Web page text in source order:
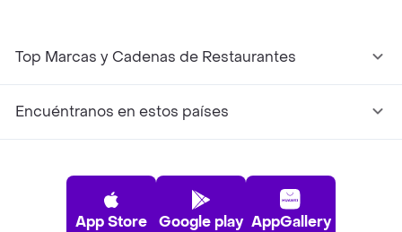
Top Marcas y Cadenas de Restaurantes
Encuéntranos en estos países
App Store Google play AppGallery